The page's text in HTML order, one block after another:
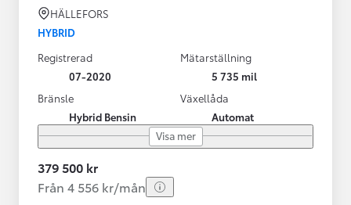
HÄLLEFORS
HYBRID
Registrerad
07-2020
Mätarställning
5 735 mil
Bränsle
Hybrid Bensin
Växellåda
Automat
Visa mer
379 500 kr
Från 4 556 kr/mån